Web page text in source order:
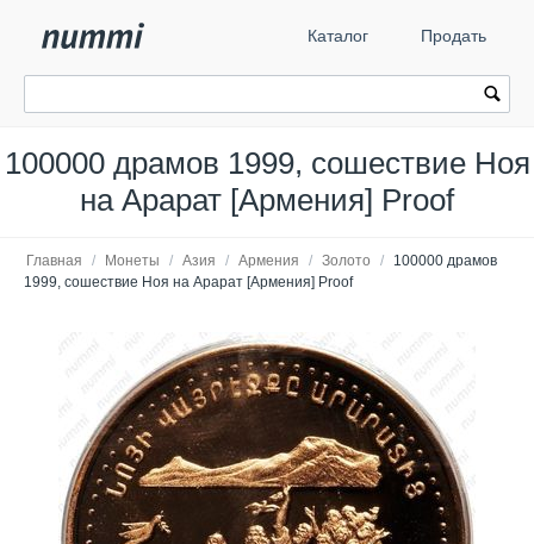
Каталог Продать
100000 драмов 1999, сошествие Ноя
на Арарат [Армения] Proof
Главная / Монеты / Азия / Армения / Золото /
100000 драмов
1999, сошествие Ноя на Арарат [Армения] Proof